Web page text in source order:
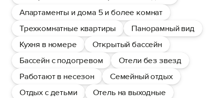
Апартаменты и дома 5 и более комнат
Трехкомнатные квартиры
Панорамный вид
Кухня в номере
Открытый бассейн
Бассейн с подогревом
Отели без звезд
Работают в несезон
Семейный отдых
Отдых с детьми
Отель на выходные